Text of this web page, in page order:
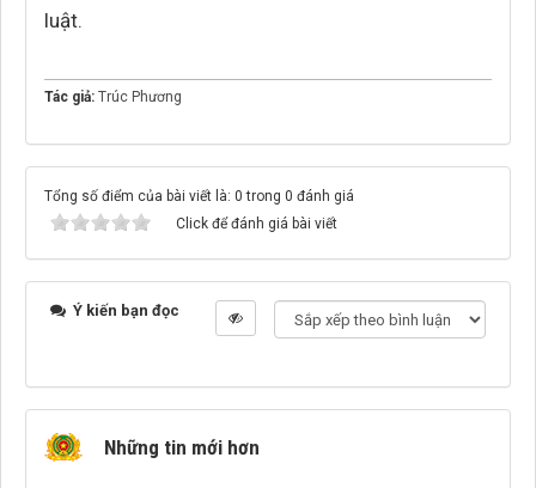
luật.
Tác giả: Trúc Phương
Tổng số điểm của bài viết là: 0 trong 0 đánh giá
Click để đánh giá bài viết
Ý kiến bạn đọc
Những tin mới hơn